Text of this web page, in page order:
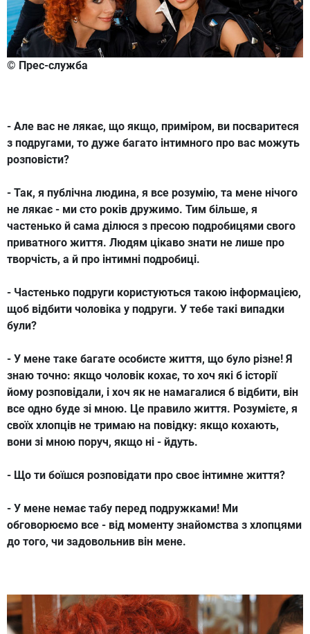
© Прес-служба
- Але вас не лякає, що якщо, приміром, ви посваритеся
з подругами, то дуже багато інтимного про вас можуть
розповісти?
- Так, я публічна людина, я все розумію, та мене нічого
не лякає - ми сто років дружимо. Тим більше, я
частенько й сама ділюся з пресою подробицями свого
приватного життя. Людям цікаво знати не лише про
творчість, а й про інтимні подробиці.
- Частенько подруги користуються такою інформацією,
щоб відбити чоловіка у подруги. У тебе такі випадки
були?
- У мене таке багате особисте життя, що було різне! Я
знаю точно: якщо чоловік кохає, то хоч які б історії
йому розповідали, і хоч як не намагалися б відбити, він
все одно буде зі мною. Це правило життя. Розумієте, я
своїх хлопців не тримаю на повідку: якщо кохають,
вони зі мною поруч, якщо ні - йдуть.
- Що ти боїшся розповідати про своє інтимне життя?
- У мене немає табу перед подружками! Ми
обговорюємо все - від моменту знайомства з хлопцями
до того, чи задовольнив він мене.